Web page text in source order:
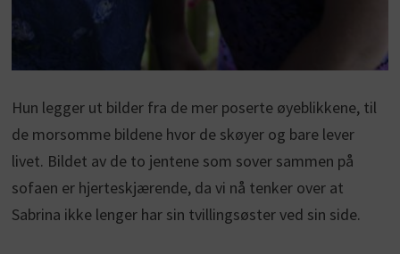
Hun legger ut bilder fra de mer poserte øyeblikkene, til
de morsomme bildene hvor de skøyer og bare lever
livet. Bildet av de to jentene som sover sammen på
sofaen er hjerteskjærende, da vi nå tenker over at
Sabrina ikke lenger har sin tvillingsøster ved sin side.